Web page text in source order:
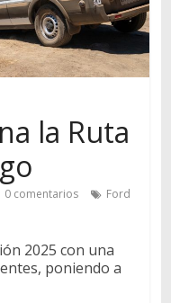
la Ruta
0 comentarios
Ford
2025 con una
poniendo a